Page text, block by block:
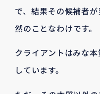
で、結果その候補者
然のことなわけです。
クライアントはみな
しています。